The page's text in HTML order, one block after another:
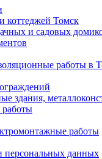
коттеджей Томск
и садовых
работы в
здания,
работы
работы
персональных данных